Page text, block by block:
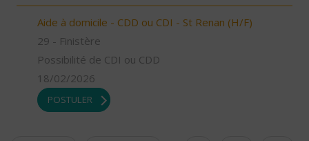
Aide à domicile - CDD ou CDI - St Renan (H/F)
29 - Finistère
Possibilité de CDI ou CDD
18/02/2026
POSTULER